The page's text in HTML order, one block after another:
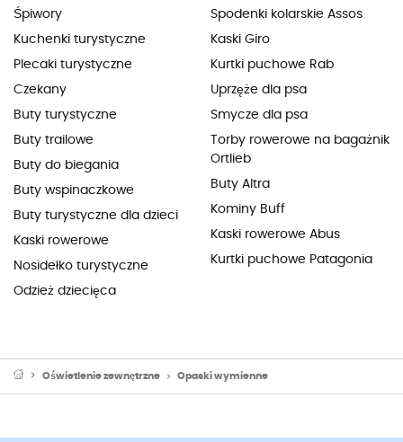
Śpiwory
Kuchenki turystyczne
Plecaki turystyczne
Czekany
Buty turystyczne
Buty trailowe
Buty do biegania
Buty wspinaczkowe
Buty turystyczne dla dzieci
Kaski rowerowe
Nosidełko turystyczne
Odzież dziecięca
Spodenki kolarskie Assos
Kaski Giro
Kurtki puchowe Rab
Uprzęże dla psa
Smycze dla psa
Torby rowerowe na bagażnik
Ortlieb
Buty Altra
Kominy Buff
Kaski rowerowe Abus
Kurtki puchowe Patagonia
Oświetlenie zewnętrzne Opaski wymienne